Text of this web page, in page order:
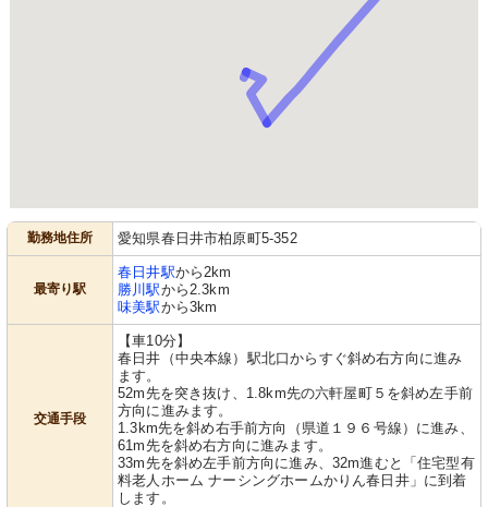
勤務地住所 愛知県春日井市柏原町5-352
最寄り駅
春日井駅から2km
勝川駅から2.3km
味美駅から3km
交通手段
【車10分】
春日井（中央本線）駅北口からすぐ斜め右方向に進み
ます。
52m先を突き抜け、1.8km先の六軒屋町５を斜め左手前
方向に進みます。
1.3km先を斜め右手前方向（県道１９６号線）に進み、
61m先を斜め右方向に進みます。
33m先を斜め左手前方向に進み、32m進むと「住宅型有
料老人ホーム ナーシングホームかりん春日井」に到着
します。